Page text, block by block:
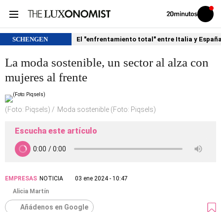
Volver
Iniciar
sesión
SCHENGEN El "enfrentamiento total" entre Italia y
La moda sostenible, un sector al alza con
mujeres al frente
(Foto: Piqsels) Moda sostenible (Foto: Piqsels)
Escucha este artículo
EMPRESAS NOTICIA
03 ene 2024 - 10:47
Alicia Martín
Añádenos en Google